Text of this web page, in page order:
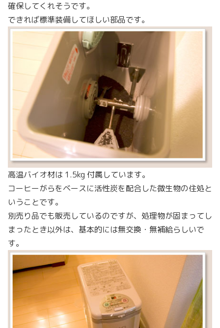
確保してくれそうです。
できれば標準装備してほしい部品です。
高温バイオ材は 1.5kg 付属しています。
コーヒーがらをベースに活性炭を配合した微生物の住処と
いうことです。
別売り品でも販売しているのですが、処理物が固まってし
まったとき以外は、基本的には無交換・無補給らしいで
す。